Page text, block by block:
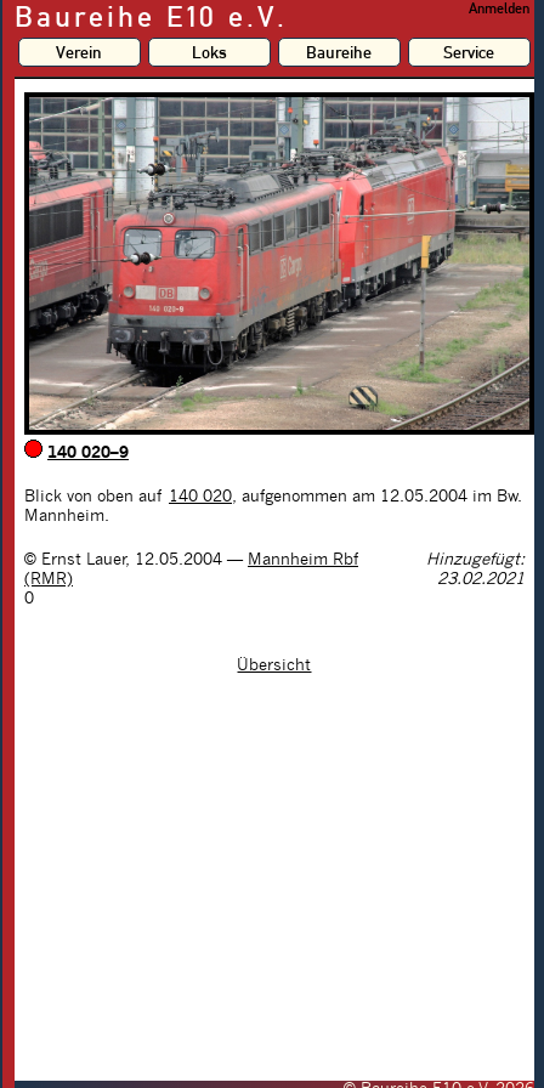
Baureihe E10 e.V. Anmelden
Verein Loks Baureihe Service
140 020–9
Blick von oben auf 140 020 , aufgenommen am 12.05.2004 im Bw.
Mannheim.
© Ernst Lauer, 12.05.2004 — Mannheim Rbf
(RMR)
Hinzugefügt:
23.02.2021
0
Übersicht